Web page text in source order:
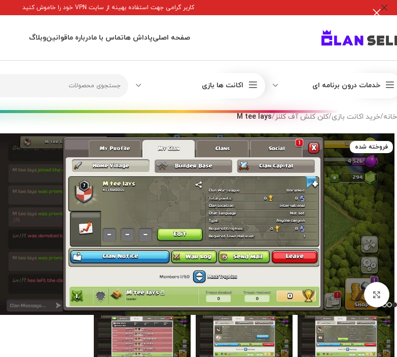
کاربر گرامی جهت استفاده بهینه از سایت VPN خود را خاموش کنید
صفحه اصلیپاداش هاتماس با مادرباره ماقوانینوبلاگ
خدمات درون برنامه ای اکانت ها بازی
خانه/خرید اکانت بازی/کلن کلش آف کلنز/
M tee lays
فروخته شده
برای بزرگنمایی کلیک کنید